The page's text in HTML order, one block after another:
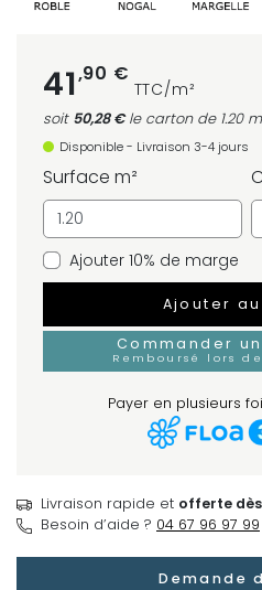
41,90 €
TTC/m²
soit 50,28 €le carton de 1.20
Disponible - Livraison 3-4 jours
Surface m²
Ajouter 10% de marge
Ajouter
Commander
Remboursé lors
Payer en plusieurs
Livraison rapide et offerte
Besoin d’aide ? 04 67 96 97 99
Demande